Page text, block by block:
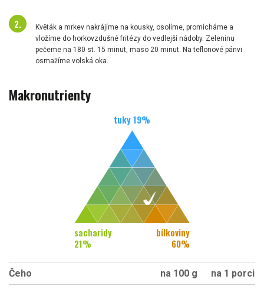
Květák a mrkev nakrájíme na kousky, osolíme, promícháme a
vložíme do horkovzdušné fritézy do vedlejší nádoby. Zeleninu
pečeme na 180 st. 15 minut, maso 20 minut. Na teflonové pánvi
osmažíme volská oka.
Makronutrienty
tuky19%
sacharidy
21%
bílkoviny
60%
Čeho na 100 g
na 1 porci